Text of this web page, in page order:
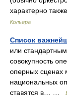
характерно
Кольера
Список
или
совокупность
оперных сценах
национальных
ставятся в… …